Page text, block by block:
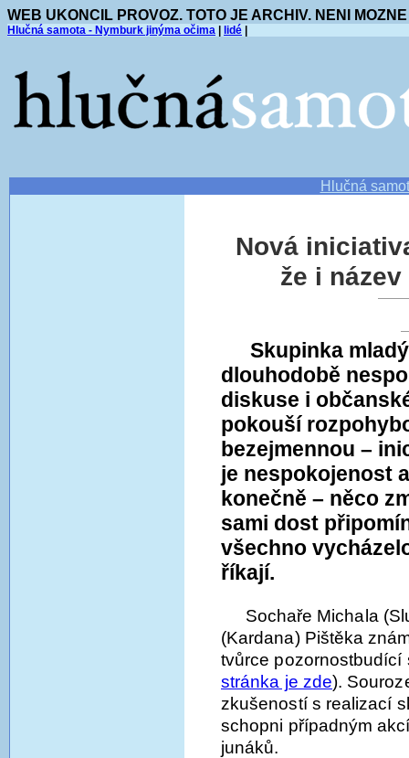
WEB UKONCIL PROVOZ. TOTO JE ARCHIV. NENI
Hlučná samota - Nymburk jinýma očima lidé
Hlučná
Nová
že i
Skupinka
dlouhodobě
diskuse i
pokouší
bezejmennou –
je nespokojenost
konečně – něco
sami dost
všechno
říkají.
Sochaře Michala
(Kardana) Pištěka
tvůrce pozornostbudící
stránka je zde).
zkušeností s realizací
schopni případným
junáků.